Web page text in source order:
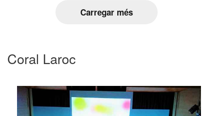
Carregar més
Coral Laroc